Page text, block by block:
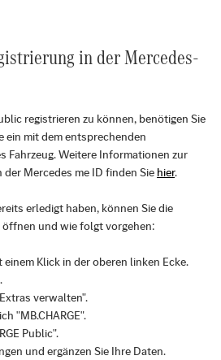
in der Mercedes-
registrieren zu können, benötigen Sie
ein mit dem entsprechenden
Fahrzeug. Weitere Informationen zur
Mercedes me ID finden Sie hier.
erledigt haben, können Sie die
und wie folgt vorgehen:
Klick in der oberen linken Ecke.
verwalten".
"MB.CHARGE".
Public".
und ergänzen Sie Ihre Daten.